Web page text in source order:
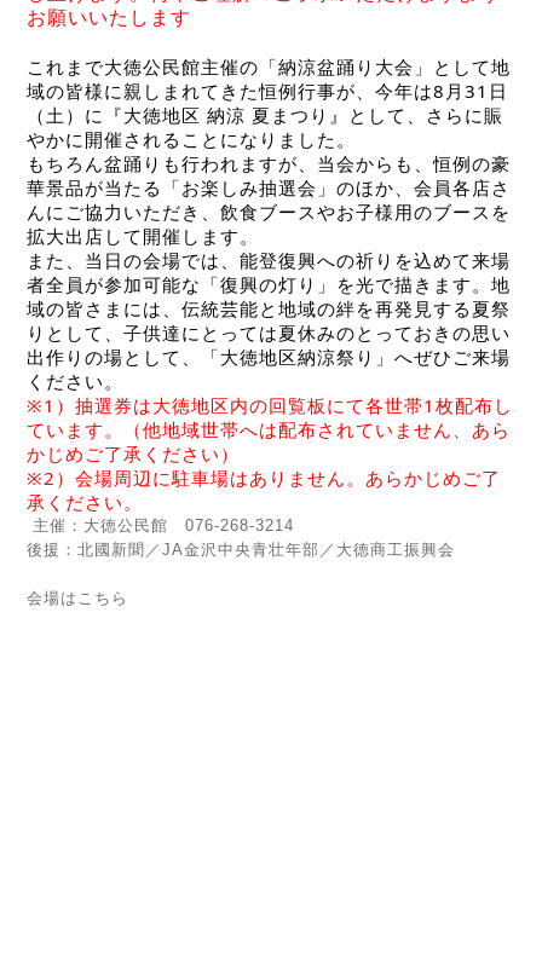
お願いいたします
これまで大徳公民館主催の「納涼盆踊り大会」として地
域の皆様に親しまれてきた恒例行事が、今年は8月31日
（土）に『大徳地区 納涼 夏まつり』として、さらに賑
やかに開催されることになりました。
もちろん盆踊りも行われますが、当会からも、恒例の豪
華景品が当たる「お楽しみ抽選会」のほか、会員各店さ
んにご協力いただき、飲食ブースやお子様用のブースを
拡大出店して開催します。
また、当日の会場では、能登復興への祈りを込めて来場
者全員が参加可能な「復興の灯り」を光で描きます。地
域の皆さまには、伝統芸能と地域の絆を再発見する夏祭
りとして、子供達にとっては夏休みのとっておきの思い
出作りの場として、「大徳地区納涼祭り」へぜひご来場
ください。
※1）抽選券は大徳地区内の回覧板にて各世帯1枚配布し
ています。（他地域世帯へは配布されていません、あら
かじめご了承ください）
※2）会場周辺に駐車場はありません。あらかじめご了
承ください。
主催：大徳公民館 076-268-3214
後援：北國新聞／JA金沢中央青壮年部／大徳商工振興会
会場はこちら